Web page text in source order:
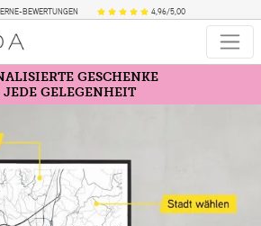
BEWERTUNGEN 4,96/5,00
GESCHENKE
JEDE GELEGENHEIT